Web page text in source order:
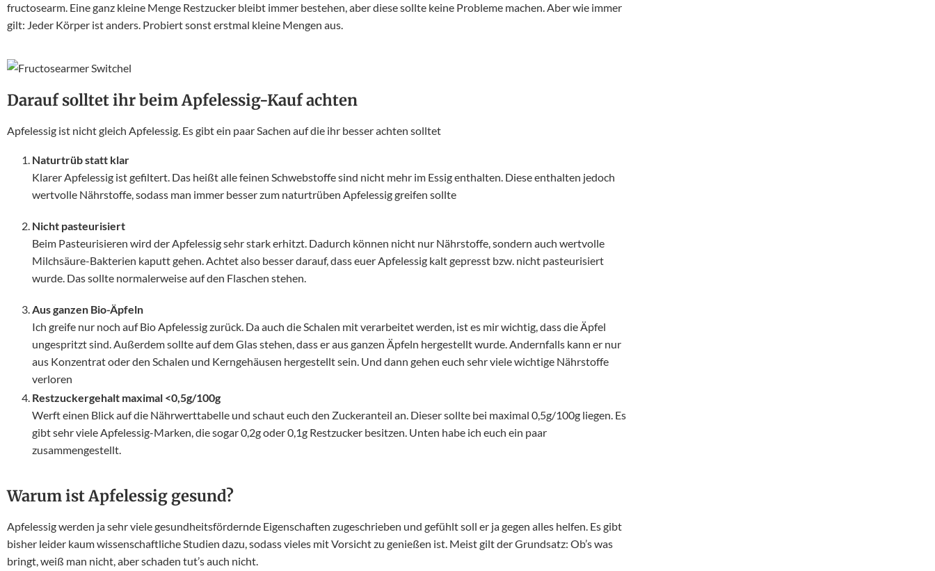
fructosearm. Eine ganz kleine Menge Restzucker bleibt immer bestehen, aber diese sollte keine Probleme machen. Aber wie immer
gilt: Jeder Körper ist anders. Probiert sonst erstmal kleine Mengen aus.
Darauf solltet ihr beim Apfelessig-Kauf achten
Apfelessig ist nicht gleich Apfelessig. Es gibt ein paar Sachen auf die ihr besser achten solltet
Naturtrüb statt klar
Klarer Apfelessig ist gefiltert. Das heißt alle feinen Schwebstoffe sind nicht mehr im Essig enthalten. Diese enthalten jedoch
wertvolle Nährstoffe, sodass man immer besser zum naturtrüben Apfelessig greifen sollte
Nicht pasteurisiert
Beim Pasteurisieren wird der Apfelessig sehr stark erhitzt. Dadurch können nicht nur Nährstoffe, sondern auch wertvolle
Milchsäure-Bakterien kaputt gehen. Achtet also besser darauf, dass euer Apfelessig kalt gepresst bzw. nicht pasteurisiert
wurde. Das sollte normalerweise auf den Flaschen stehen.
Aus ganzen Bio-Äpfeln
Ich greife nur noch auf Bio Apfelessig zurück. Da auch die Schalen mit verarbeitet werden, ist es mir wichtig, dass die Äpfel
ungespritzt sind. Außerdem sollte auf dem Glas stehen, dass er aus ganzen Äpfeln hergestellt wurde. Andernfalls kann er nur
aus Konzentrat oder den Schalen und Kerngehäusen hergestellt sein. Und dann gehen euch sehr viele wichtige Nährstoffe
verloren
Restzuckergehalt maximal <0,5g/100g
Werft einen Blick auf die Nährwerttabelle und schaut euch den Zuckeranteil an. Dieser sollte bei maximal 0,5g/100g liegen. Es
gibt sehr viele Apfelessig-Marken, die sogar 0,2g oder 0,1g Restzucker besitzen. Unten habe ich euch ein paar
zusammengestellt.
Warum ist Apfelessig gesund?
Apfelessig werden ja sehr viele gesundheitsfördernde Eigenschaften zugeschrieben und gefühlt soll er ja gegen alles helfen. Es gibt
bisher leider kaum wissenschaftliche Studien dazu, sodass vieles mit Vorsicht zu genießen ist. Meist gilt der Grundsatz: Ob’s was
bringt, weiß man nicht, aber schaden tut’s auch nicht.